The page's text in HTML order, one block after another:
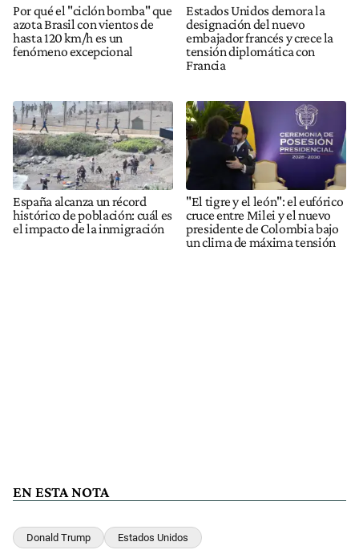
Por qué el "ciclón bomba" que
azota Brasil con vientos de
hasta 120 km/h es un
fenómeno excepcional
Estados Unidos demora la
designación del nuevo
embajador francés y crece la
tensión diplomática con
Francia
España alcanza un récord
histórico de población: cuál es
el impacto de la inmigración
"El tigre y el león": el eufórico
cruce entre Milei y el nuevo
presidente de Colombia bajo
un clima de máxima tensión
EN ESTA NOTA
Donald Trump Estados Unidos